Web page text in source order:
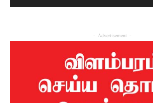
- Advertisement -